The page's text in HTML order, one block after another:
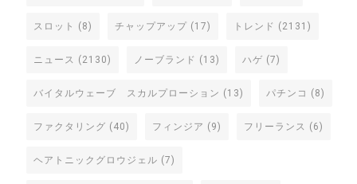
スロット (8) チャップアップ (17) トレンド (2131)
ニュース (2130) ノーブランド (13) ハゲ (7)
バイタルウェーブ スカルプローション (13) パチンコ (8)
ファクタリング (40) フィンジア (9) フリーランス (6)
ヘアトニックグロウジェル (7)